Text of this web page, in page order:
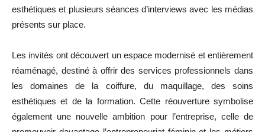
esthétiques et plusieurs séances d’interviews avec les médias
présents sur place.
Les invités ont découvert un espace modernisé et entièrement
réaménagé, destiné à offrir des services professionnels dans
les domaines de la coiffure, du maquillage, des soins
esthétiques et de la formation. Cette réouverture symbolise
également une nouvelle ambition pour l’entreprise, celle de